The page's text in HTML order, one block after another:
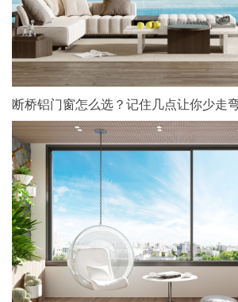
断桥铝门窗怎么选？记住几点让你少走